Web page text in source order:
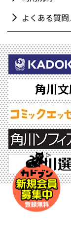
よくある質